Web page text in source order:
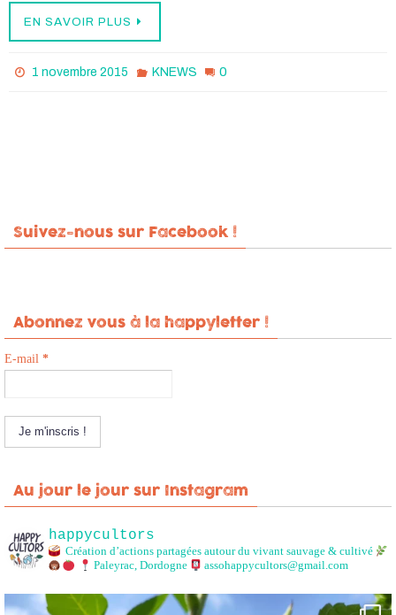
EN SAVOIR PLUS
1 novembre 2015 KNEWS 0
Suivez-nous sur Facebook !
Abonnez vous à la happyletter !
E-mail *
Au jour le jour sur Instagram
happycultors
Création d’actions partagées autour du vivant sauvage & cultivé
Paleyrac, Dordogne
assohappycultors@gmail.com